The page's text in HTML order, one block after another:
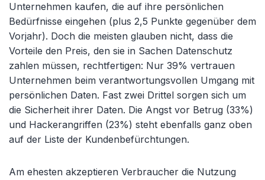
Unternehmen kaufen, die auf ihre persönlichen
Bedürfnisse eingehen (plus 2,5 Punkte gegenüber dem
Vorjahr). Doch die meisten glauben nicht, dass die
Vorteile den Preis, den sie in Sachen Datenschutz
zahlen müssen, rechtfertigen: Nur 39% vertrauen
Unternehmen beim verantwortungsvollen Umgang mit
persönlichen Daten. Fast zwei Drittel sorgen sich um
die Sicherheit ihrer Daten. Die Angst vor Betrug (33%)
und Hackerangriffen (23%) steht ebenfalls ganz oben
auf der Liste der Kundenbefürchtungen.
Am ehesten akzeptieren Verbraucher die Nutzung